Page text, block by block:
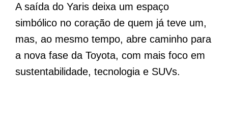
A saída do Yaris deixa um espaço
simbólico no coração de quem já teve um,
mas, ao mesmo tempo, abre caminho para
a nova fase da Toyota, com mais foco em
sustentabilidade, tecnologia e SUVs.